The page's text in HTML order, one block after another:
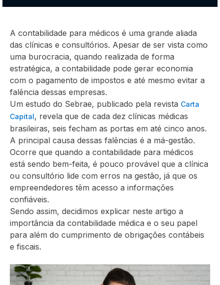
A contabilidade para médicos é uma grande aliada
das clínicas e consultórios. Apesar de ser vista como
uma burocracia, quando realizada de forma
estratégica, a contabilidade pode gerar economia
com o pagamento de impostos e até mesmo evitar a
falência dessas empresas.
Um estudo do Sebrae, publicado pela revista Carta
Capital, revela que de cada dez clínicas médicas
brasileiras, seis fecham as portas em até cinco anos.
A principal causa dessas falências é a má-gestão.
Ocorre que quando a contabilidade para médicos
está sendo bem-feita, é pouco provável que a clínica
ou consultório lide com erros na gestão, já que os
empreendedores têm acesso a informações
confiáveis.
Sendo assim, decidimos explicar neste artigo a
importância da contabilidade médica e o seu papel
para além do cumprimento de obrigações contábeis
e fiscais.